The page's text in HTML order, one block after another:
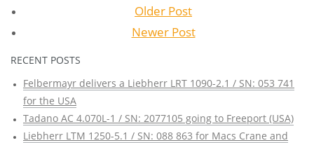
Older Post
Newer Post
RECENT POSTS
Felbermayr delivers a Liebherr LRT 1090-2.1 / SN: 053 741
for the USA
Tadano AC 4.070L-1 / SN: 2077105 going to Freeport (USA)
Liebherr LTM 1250-5.1 / SN: 088 863 for Macs Crane and